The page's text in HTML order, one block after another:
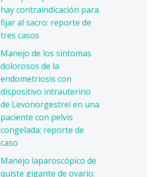
hay contraindicación para
fijar al sacro: reporte de
tres casos
Manejo de los síntomas
dolorosos de la
endometriosis con
dispositivo intrauterino
de Levonorgestrel en una
paciente con pelvis
congelada: reporte de
caso
Manejo laparoscópico de
quiste gigante de ovario: